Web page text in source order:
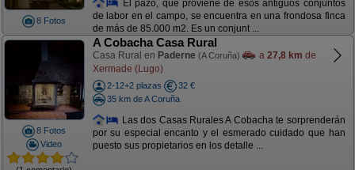
8 Fotos
El pazo, que proviene de esos antiguos conjuntos
de labor en el campo, se encuentra en una frondosa finca
de más de 85.000 m2. Es un conjunt ...
8 Fotos
Video
A Cobacha Casa Rural
Casa Rural en Paderne (A Coruña) a 27,8 km de
Xermade (Lugo)
2-12+2 plazas
32 €
35 km de A Coruña
Las dos Casas Rurales A Cobacha te sorprenderán
por su especial encanto y el esmerado cuidado que han
puesto sus propietarios en los detalle ...